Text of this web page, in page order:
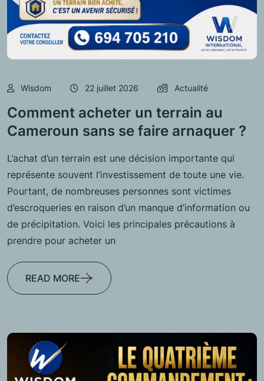
Wisdom 22 juillet 2026 Actualité
Comment acheter un terrain au
Cameroun sans se faire arnaquer ?
L’achat d’un terrain est une décision importante qui
représente souvent l’investissement de toute une vie.
Pourtant, de nombreuses personnes sont victimes
d’escroqueries en raison d’un manque d’information ou
de précipitation. Voici les principales précautions à
prendre pour acheter un
READ MORE